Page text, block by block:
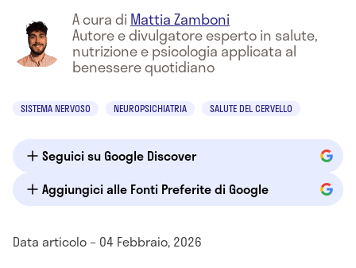
A cura di Mattia Zamboni
Autore e divulgatore esperto in salute,
nutrizione e psicologia applicata al
benessere quotidiano
SISTEMA NERVOSO NEUROPSICHIATRIA SALUTE DEL CERVELLO
Seguici su Google Discover
Aggiungici alle Fonti Preferite di Google
Data articolo – 04 Febbraio, 2026